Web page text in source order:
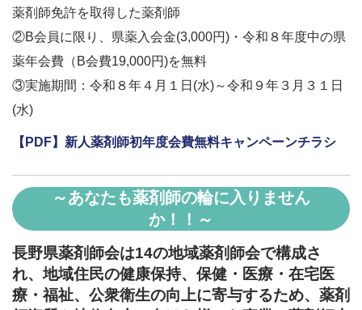
薬剤師免許を取得した薬剤師
②B会員に限り、県薬入会金(3,000円)・令和８年度中の県
薬年会費（B会費19,000円)を無料
③実施期間：令和８年４月１日(水)～令和９年３月３１日
(水)
【PDF】新人薬剤師初年度会費無料キャンペーンチラシ
～あなたも薬剤師の輪に入りません
か！！～
長野県薬剤師会は14の地域薬剤師会で構成さ
れ、地域住民の健康保持、保健・医療・在宅医
療・福祉、公衆衛生の向上に寄与するため、薬剤